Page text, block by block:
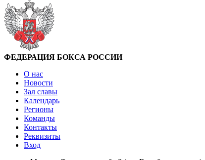
ФЕДЕРАЦИЯ БОКСА РОССИИ
О нас
Новости
Зал славы
Календарь
Регионы
Команды
Контакты
Реквизиты
Вход